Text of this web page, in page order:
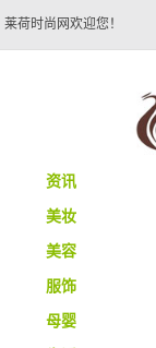
莱荷时尚网欢迎您！
资讯
美妆
美容
服饰
母婴